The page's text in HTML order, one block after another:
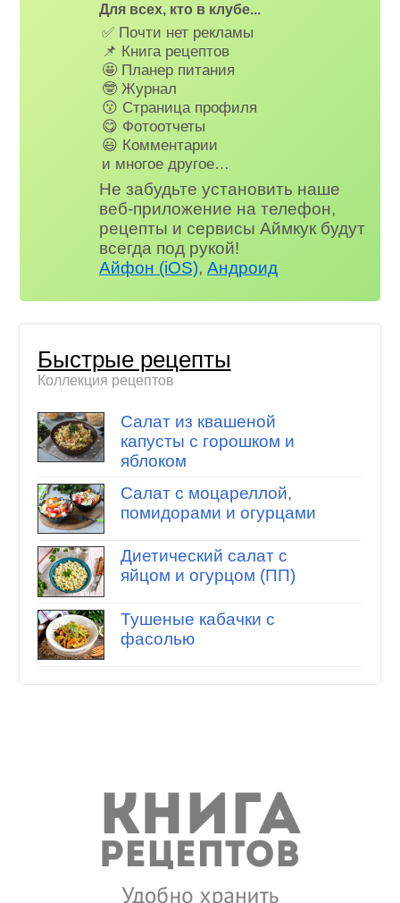
Для всех, кто в клубе...
✅ Почти нет рекламы
📌 Книга рецептов
🤩 Планер питания
🤓 Журнал
😗 Страница профиля
😋 Фотоотчеты
😃 Комментарии
и многое другое…
Не забудьте установить наше
веб-приложение на телефон,
рецепты и сервисы Аймкук будут
всегда под рукой!
Айфон (iOS),Андроид
Быстрые рецепты
Коллекция рецептов
Салат из квашеной
капусты с горошком и
яблоком
Салат с моцареллой,
помидорами и огурцами
Диетический салат с
яйцом и огурцом (ПП)
Тушеные кабачки с
фасолью